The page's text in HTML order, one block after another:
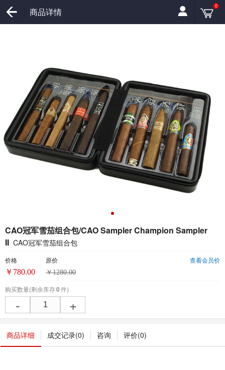
商品详情
0
CAO冠军雪茄组合包/CAO Sampler Champion Sampler
II CAO冠军雪茄组合包
查看会员价
价格
￥ 780.00
原价
￥1280.00
购买数量(剩余库存0件)
- +
商品详细 成交记录(0) 咨询 评价(0)